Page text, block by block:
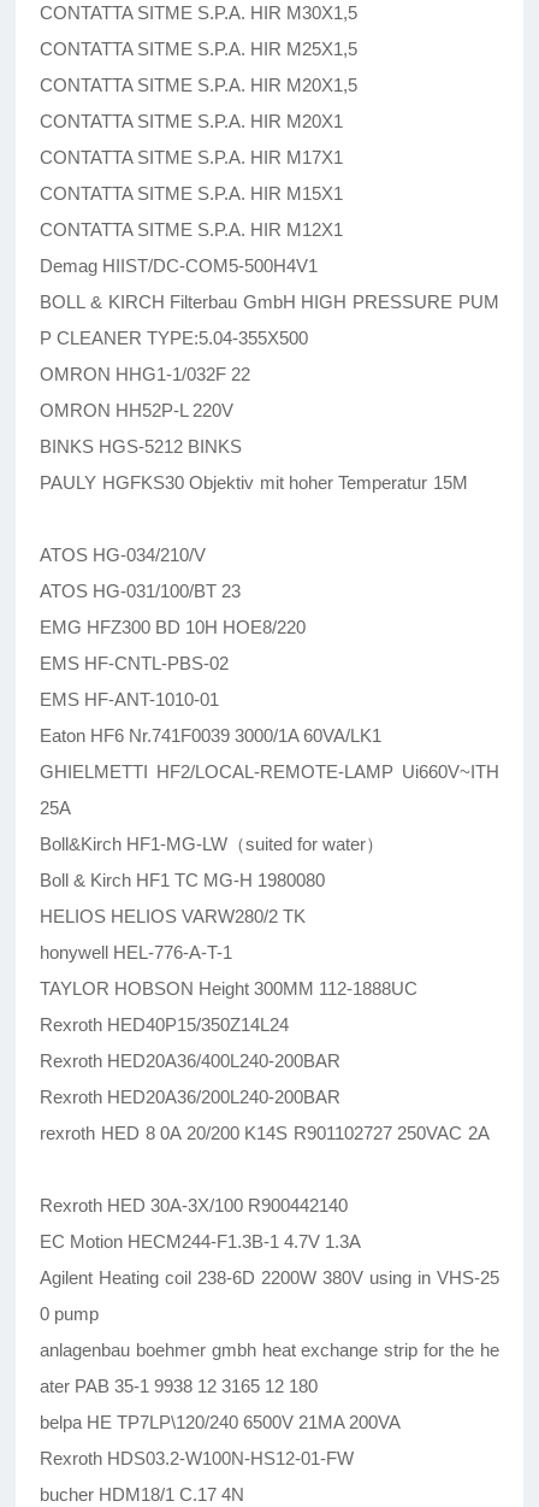
CONTATTA SITME S.P.A. HIR M30X1,5
CONTATTA SITME S.P.A. HIR M25X1,5
CONTATTA SITME S.P.A. HIR M20X1,5
CONTATTA SITME S.P.A. HIR M20X1
CONTATTA SITME S.P.A. HIR M17X1
CONTATTA SITME S.P.A. HIR M15X1
CONTATTA SITME S.P.A. HIR M12X1
Demag HIIST/DC-COM5-500H4V1
BOLL & KIRCH Filterbau GmbH HIGH PRESSURE PUM
P CLEANER TYPE:5.04-355X500
OMRON HHG1-1/032F 22
OMRON HH52P-L 220V
BINKS HGS-5212 BINKS
PAULY HGFKS30 Objektiv mit hoher Temperatur 15M
ATOS HG-034/210/V
ATOS HG-031/100/BT 23
EMG HFZ300 BD 10H HOE8/220
EMS HF-CNTL-PBS-02
EMS HF-ANT-1010-01
Eaton HF6 Nr.741F0039 3000/1A 60VA/LK1
GHIELMETTI HF2/LOCAL-REMOTE-LAMP Ui660V~ITH
25A
Boll&Kirch HF1-MG-LW（suited for water）
Boll & Kirch HF1 TC MG-H 1980080
HELIOS HELIOS VARW280/2 TK
honywell HEL-776-A-T-1
TAYLOR HOBSON Height 300MM 112-1888UC
Rexroth HED40P15/350Z14L24
Rexroth HED20A36/400L240-200BAR
Rexroth HED20A36/200L240-200BAR
rexroth HED 8 0A 20/200 K14S R901102727 250VAC 2A
Rexroth HED 30A-3X/100 R900442140
EC Motion HECM244-F1.3B-1 4.7V 1.3A
Agilent Heating coil 238-6D 2200W 380V using in VHS-25
0 pump
anlagenbau boehmer gmbh heat exchange strip for the he
ater PAB 35-1 9938 12 3165 12 180
belpa HE TP7LP\120/240 6500V 21MA 200VA
Rexroth HDS03.2-W100N-HS12-01-FW
bucher HDM18/1 C.17 4N